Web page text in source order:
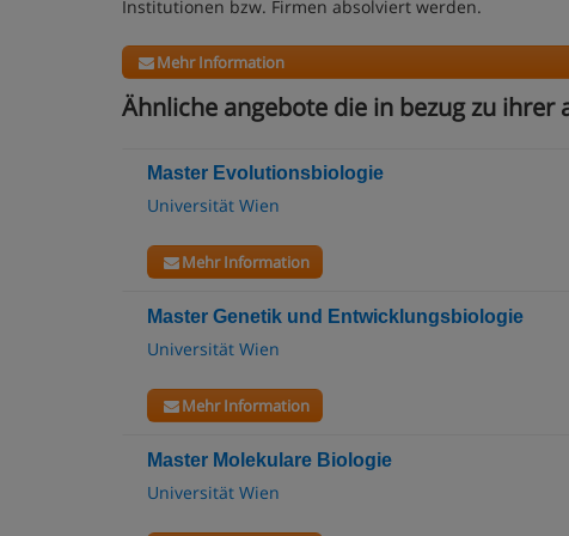
Institutionen bzw. Firmen absolviert werden.
Mehr Information
Ähnliche angebote die in bezug zu
Master Evolutionsbiologie
Universität Wien
Mehr Information
Master Genetik und Entwicklungsbiologie
Universität Wien
Mehr Information
Master Molekulare Biologie
Universität Wien